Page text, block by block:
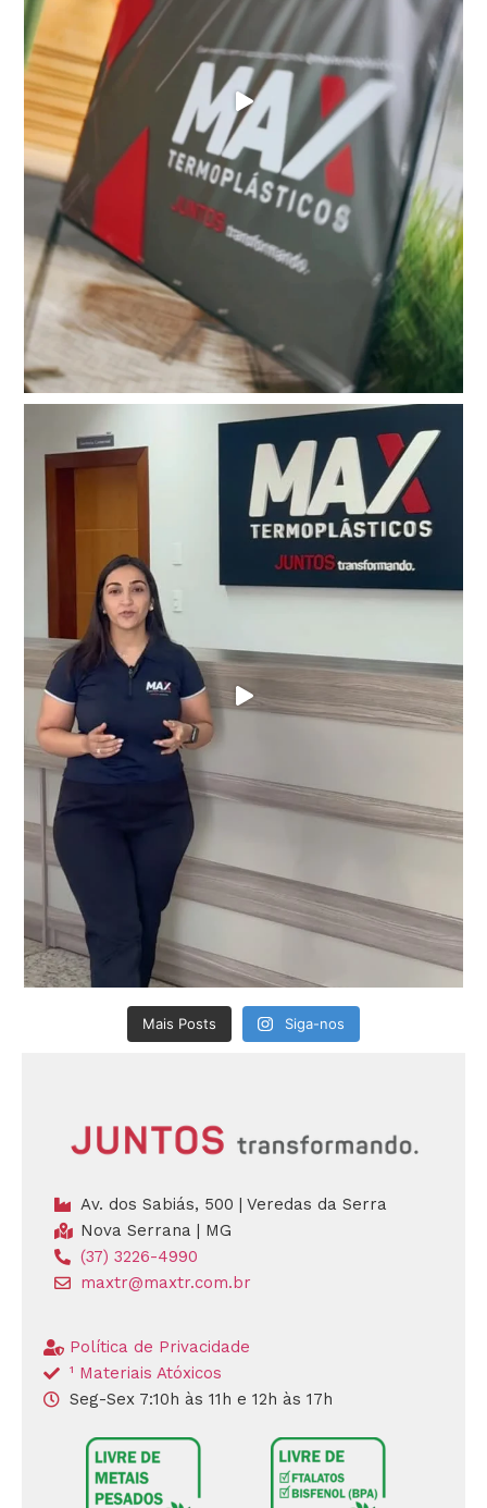
Mais Posts Siga-nos
Av. dos Sabiás, 500 | Veredas da Serra
Nova Serrana | MG
(37) 3226-4990
maxtr@maxtr.com.br
Política de Privacidade
¹ Materiais Atóxicos
Seg-Sex 7:10h às 11h e 12h às 17h